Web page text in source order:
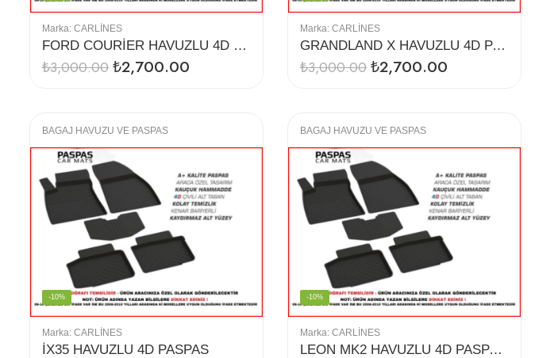
Marka: CARLINES
FORD COURİER HAVUZLU 4D PASPAS
₺3,000.00₺2,700.00
Marka: CARLINES
GRANDLAND X HAVUZLU 4D PASPAS
₺3,000.00₺2,700.00
BAGAJ HAVUZU VE PASPAS
Marka: CARLINES
İX35 HAVUZLU 4D PASPAS
-10%
BAGAJ HAVUZU VE PASPAS
Marka: CARLINES
LEON MK2 HAVUZLU 4D PASPAS (2012-)
-10%